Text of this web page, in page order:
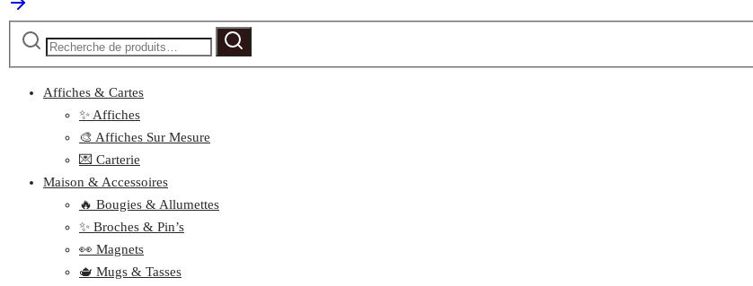
Recherche
pour :
Recherche
Affiches & Cartes
✨ Affiches
🎨 Affiches Sur Mesure
💌 Carterie
Maison & Accessoires
🔥 Bougies & Allumettes
✨ Broches & Pin’s
👀 Magnets
🫖 Mugs & Tasses